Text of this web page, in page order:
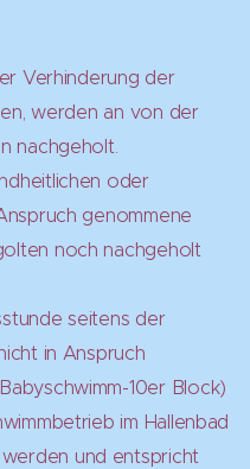
Verhinderung der
werden an von der
nachgeholt.
oder
genommene
noch nachgeholt
seitens der
in Anspruch
10er Block)
im Hallenbad
und entspricht